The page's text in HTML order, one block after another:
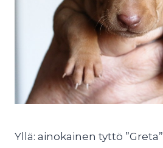
Yllä: ainokainen tyttö ”Greta”